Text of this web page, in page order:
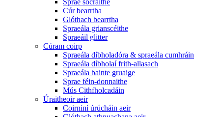
Sprae socraithe
Cúr bearrtha
Glóthach bearrtha
Spraeála grianscéithe
Spraeáil glitter
Cúram coirp
Spraeála díbholadóra & spraeála cumhráin
Spraeála díbholaí frith-allasach
Spraeála bainte gruaige
Sprae féin-donnaithe
Mús Cithfholcadáin
Úraitheoir aeir
Coirníní úrúcháin aeir